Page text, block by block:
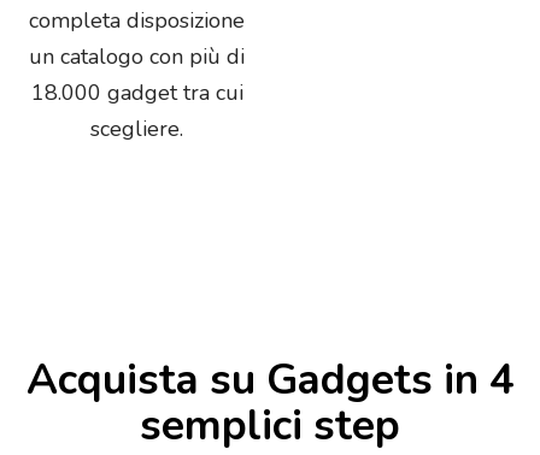
completa disposizione
un catalogo con più di
18.000 gadget tra cui
scegliere.
Acquista su Gadgets in 4
semplici step